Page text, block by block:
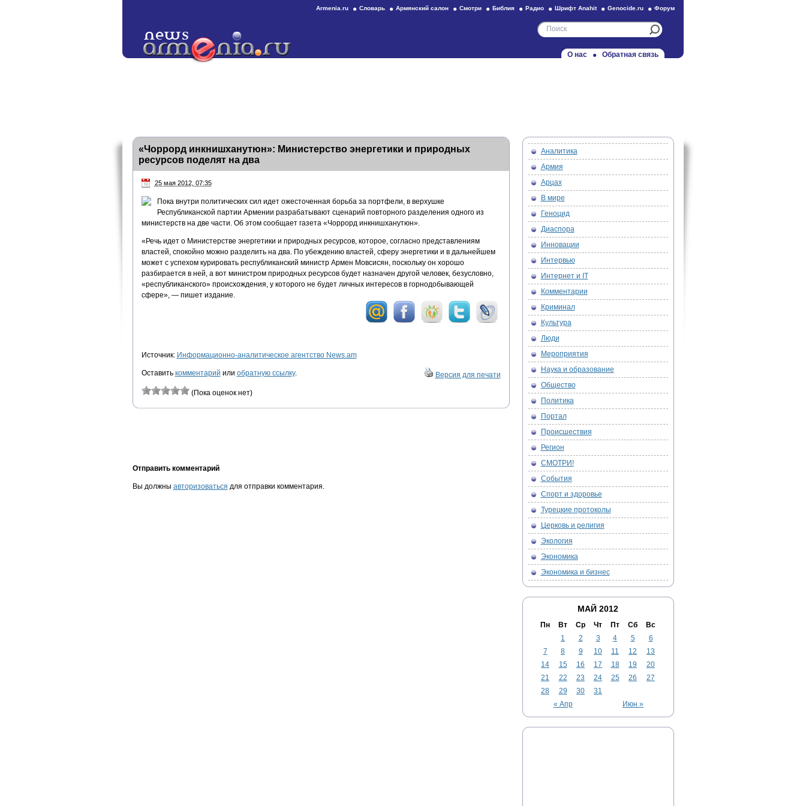
Armenia.ru Словарь Армянский салон Смотри Библия Радио Шрифт Anahit Genocide.ru Форум
О нас Обратная связь
«Чоррорд инкнишханутюн»: Министерство энергетики и природных
ресурсов поделят на два
25 мая 2012, 07:35
Пока внутри политических сил идет ожесточенная борьба за портфели, в верхушке
Республиканской партии Армении разрабатывают сценарий повторного разделения одного из
министерств на две части. Об этом сообщает газета «Чоррорд инкнишханутюн».
«Речь идет о Министерстве энергетики и природных ресурсов, которое, согласно представлениям
властей, спокойно можно разделить на два. По убеждению властей, сферу энергетики и в дальнейшем
может с успехом курировать республиканский министр Армен Мовсисян, поскольку он хорошо
разбирается в ней, а вот министром природных ресурсов будет назначен другой человек, безусловно,
«республиканского» происхождения, у которого не будет личных интересов в горнодобывающей
сфере», — пишет издание.
Источник: Информационно-аналитическое агентство News.am
Оставить комментарий или обратную ссылку. Версия для печати
(Пока оценок нет)
Отправить комментарий
Вы должны авторизоваться для отправки комментария.
Аналитика
Армия
Арцах
В мире
Геноцид
Диаспора
Инновации
Интервью
Интернет и IT
Комментарии
Криминал
Культура
Люди
Мероприятия
Наука и образование
Общество
Политика
Портал
Происшествия
Регион
СМОТРИ!
События
Спорт и здоровье
Турецкие протоколы
Церковь и религия
Экология
Экономика
Экономика и бизнес
МАЙ 2012
Пн Вт Ср Чт Пт Сб Вс
« Апр Июн »
1 2 3 4 5
6
7
8 9 10 11 12
13
14
15 16 17 18 19
20
21
22 23 24 25 26
27
28
29 30 31